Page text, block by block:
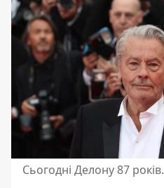
Сьогодні Делону 87 років.